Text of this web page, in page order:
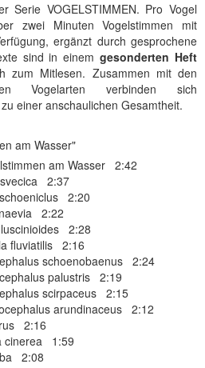
Serie VOGELSTIMMEN. Pro Vogel
zwei Minuten Vogelstimmen mit
ergänzt durch gesprochene
sind in einemgesonderten Heft
zum Mitlesen. Zusammen mit den
Vogelarten verbinden sich
einer anschaulichen Gesamtheit.
am Wasser"
am Wasser 2:42
2:37
2:20
2:22
2:28
fluviatilis 2:16
schoenobaenus 2:24
palustris 2:19
scirpaceus 2:15
arundinaceus 2:12
2:16
cinerea 1:59
2:08